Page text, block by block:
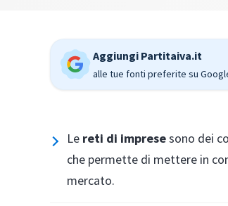
Aggiungi Partitaiva.it
alle tue fonti preferite su
Le reti di impresesono dei
che permette di mettere in
mercato.